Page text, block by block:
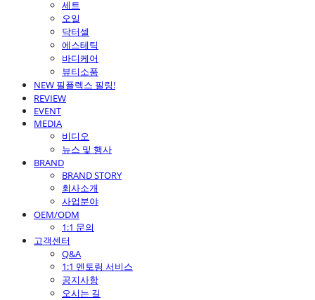
세트
오일
닥터셀
에스테틱
바디케어
뷰티소품
NEW 필플렉스 필링!
REVIEW
EVENT
MEDIA
비디오
뉴스 및 행사
BRAND
BRAND STORY
회사소개
사업분야
OEM/ODM
1:1 문의
고객센터
Q&A
1:1 멘토링 서비스
공지사항
오시는 길